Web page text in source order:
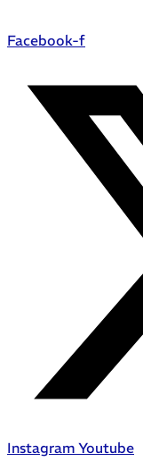
Facebook-f
Instagram Youtube